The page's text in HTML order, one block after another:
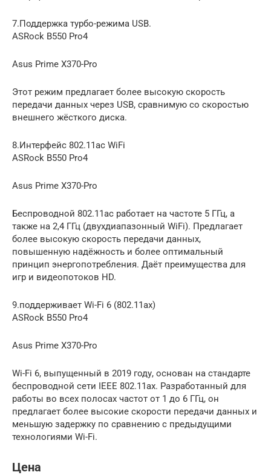
7.Поддержка турбо-режима USB.
ASRock B550 Pro4
Asus Prime X370-Pro
Этот режим предлагает более высокую скорость
передачи данных через USB, сравнимую со скоростью
внешнего жёсткого диска.
8.Интерфейс 802.11ac WiFi
ASRock B550 Pro4
Asus Prime X370-Pro
Беспроводной 802.11ac работает на частоте 5 ГГц, а
также на 2,4 ГГц (двухдиапазонный WiFi). Предлагает
более высокую скорость передачи данных,
повышенную надёжность и более оптимальный
принцип энергопотребления. Даёт преимущества для
игр и видеопотоков HD.
9.поддерживает Wi-Fi 6 (802.11ax)
ASRock B550 Pro4
Asus Prime X370-Pro
Wi-Fi 6, выпущенный в 2019 году, основан на стандарте
беспроводной сети IEEE 802.11ax. Разработанный для
работы во всех полосах частот от 1 до 6 ГГц, он
предлагает более высокие скорости передачи данных и
меньшую задержку по сравнению с предыдущими
технологиями Wi-Fi.
Цена